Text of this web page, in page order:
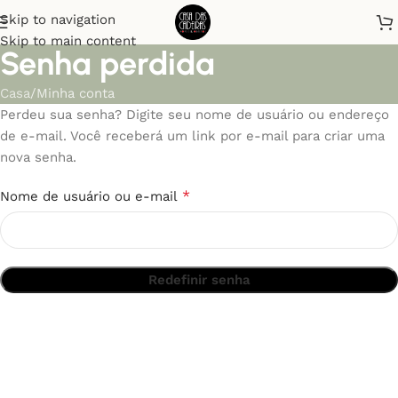
Skip to navigation
Skip to main content
Senha perdida
Casa Minha conta
Perdeu sua senha? Digite seu nome de usuário ou endereço
de e-mail. Você receberá um link por e-mail para criar uma
nova senha.
Nome de usuário ou e-mail *
Redefinir senha